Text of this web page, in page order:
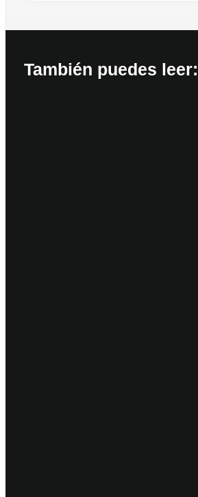
También puedes leer: